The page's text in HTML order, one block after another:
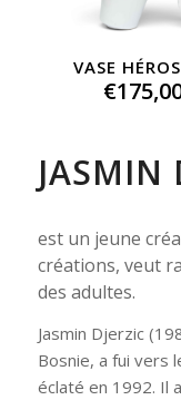
VASE
€
JASMIN
est un jeune
créations, veut
des adultes.
Jasmin Djerzic
Bosnie, a fui vers
éclaté en 1992. Il